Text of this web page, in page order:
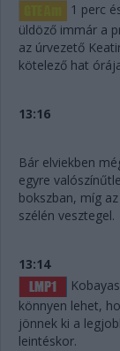
1 perc
üldöző immár a
az úrvezető
kötelező hat
13:16
Bár elviekben
egyre
bokszban, míg
szélén vesztegel.
13:14
könnyen lehet,
jönnek ki a
leintéskor.